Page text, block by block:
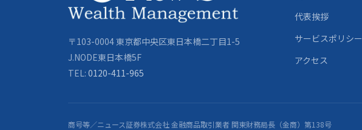
〒103-0004 東京都中央区東日本橋二丁目1-5
J.NODE東日本橋5F
TEL: 0120-411-965
代表挨拶
サービスポリシー
アクセス
商号等／ニュース証券株式会社 金融商品取引業者 関東財務局長（金商）第138号